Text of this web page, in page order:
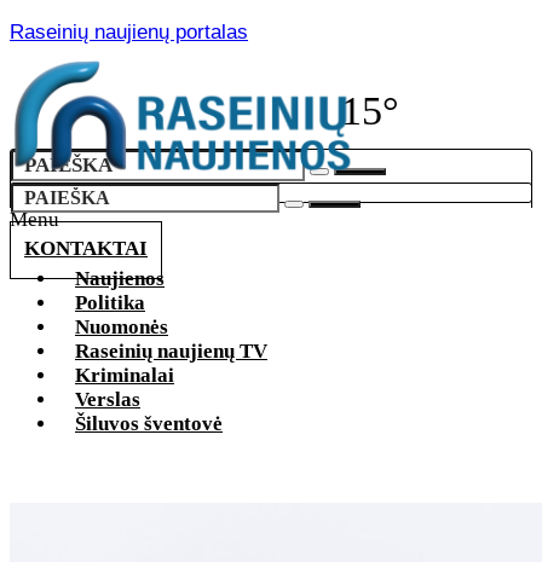
Raseinių naujienų portalas
15°
KONTAKTAI
Menu
Naujienos
Politika
Nuomonės
Raseinių naujienų TV
Kriminalai
Verslas
Šiluvos šventovė